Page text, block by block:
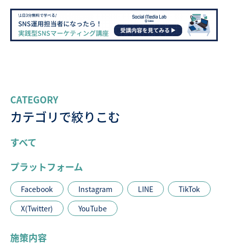
CATEGORY
カテゴリで絞りこむ
すべて
プラットフォーム
Facebook Instagram LINE
TikTok
X(Twitter)
YouTube
施策内容